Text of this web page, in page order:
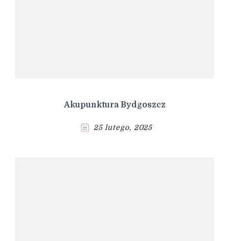
Akupunktura Bydgoszcz
25 lutego, 2025